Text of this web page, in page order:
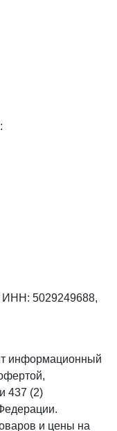
ИНН: 5029249688,
информационный
437 (2)
и цены на